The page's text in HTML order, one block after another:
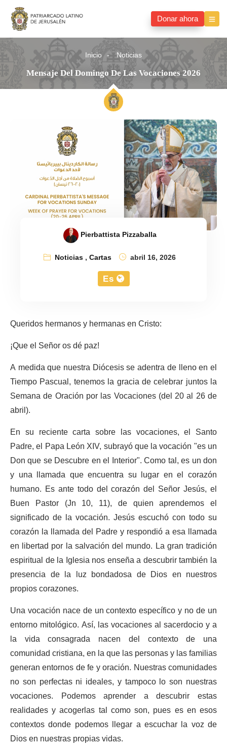
Donar ahora
Inicio Noticias
Mensaje Del Domingo De Las Vocaciones 2026
Pierbattista Pizzaballa
Noticias,Cartas abril 16, 2026
Es
Queridos hermanos y hermanas en Cristo:
¡Que el Señor os dé paz!
A medida que nuestra Diócesis se adentra de lleno en el
Tiempo Pascual, tenemos la gracia de celebrar juntos la
Semana de Oración por las Vocaciones (del 20 al 26 de
abril).
En su reciente carta sobre las vocaciones, el Santo
Padre, el Papa León XIV, subrayó que la vocación "es un
Don que se Descubre en el Interior". Como tal, es un don
y una llamada que encuentra su lugar en el corazón
humano. Es ante todo del corazón del Señor Jesús, el
Buen Pastor (Jn 10, 11), de quien aprendemos el
significado de la vocación. Jesús escuchó con todo su
corazón la llamada del Padre y respondió a esa llamada
en libertad por la salvación del mundo. La gran tradición
espiritual de la Iglesia nos enseña a descubrir también la
presencia de la luz bondadosa de Dios en nuestros
propios corazones.
Una vocación nace de un contexto específico y no de un
entorno mitológico. Así, las vocaciones al sacerdocio y a
la vida consagrada nacen del contexto de una
comunidad cristiana, en la que las personas y las familias
generan entornos de fe y oración. Nuestras comunidades
no son perfectas ni ideales, y tampoco lo son nuestras
vocaciones. Podemos aprender a descubrir estas
realidades y acogerlas tal como son, pues es en esos
contextos donde podemos llegar a escuchar la voz de
Dios en nuestras propias vidas.